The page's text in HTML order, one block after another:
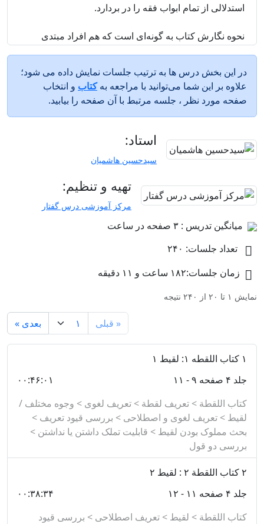
استدلالى از تمام ابواب فقه را در بردارد.
نحوه نگارش كتاب به گونه‌اى است كه هم افراد مبتدى
مى‌توانند مباحث فقهى آن را به آسانى بياموزند و هم علماء
و فضلاء از آن استفاده نمايند.
عبارات لطيف و ذوقى و سليقه‌ی بى‌نظير در نگارش متن
آن، اين كتاب را از بهترين شروح مزجى فقهى قرار داده، به
گونه‌اى كه تميّز بين متن و شرح مشكل است.
از زمان نگارش اين كتاب، فقها و بزرگان به آن توجه داشته
و در كتاب‌هایش به آن استناد نموده‌اند و در حدود یکصد شرح
و حاشیه بر آن نگاشته شده است.
اين كتاب در كنار «روض الجنان في شرح إرشاد الأذهان» و
«مسالك الأفهام» از آثار جاويدان شهيد ثانى است كه صدها
سال است در حوزه‌هاى علمیه شيعه محور تعليم و تعلم
قرار گرفته است و هنوز هم از مهم‌ترين كتاب‌هاى درسى
حوزه‌هاى علميه مى‌باشد که در پایه‌های چهارم، پنجم و
ششم حوزه خوانده می‌شود و از آنجا که از بین کتابهای که
در حال حاضر درحوزه تدریس می‌شود، تنها کتابی است که
مشتمل بر تمام ابواب فقهی است و برخی از ابواب فقهی
تنها در این کتاب درس گرفته می‌شود اهمیت دو چندانی پیدا
می‌کند.
وضعیت نشر
چاپی که مورد استفاده قرار گرفته است تحقیق مجمع الفکر
الاسلامی است که در ۵ جلد تهیه شده است که چهار جلد آن
به متن کتاب اختصاص دارد و جلد پنجم فهرست‌های متنوع
کتاب است.
در این بخش درس ها به ترتیب جلسات نمایش داده می شود؛
علاوه بر این شما می‌توانید با مراجعه بهکتاب و انتخاب
صفحه مورد نظر ، جلسه مرتبط با آن صفحه را بیابید.
استاد:
سیدحسین هاشمیان
تهیه و تنظیم:
مرکز آموزشی درس گفتار
میانگین تدریس : ۳ صفحه در ساعت
تعداد جلسات: ۲۴۰
زمان جلسات:۱۸۲ ساعت و ۱۱ دقیقه
نمایش ۱ تا ۲۰ از ۲۴۰ نتیجه
« قبلی بعدی »
۱ کتاب اللقطه ۱: لقیط ۱
جلد ۴ صفحه ۹ - ۱۱
۰۰:۴۶:۰۱
کتاب اللقطة > تعریف لقطة > تعریف لغوی > وجوه مختلف /
لقیط > تعریف لغوی و اصطلاحی > بررسی قیود تعریف >
بحث مملوک بودن لقیط > قابلیت تملک داشتن یا نداشتن >
بررسی دو قول
۲کتاب اللقطة ۲ : لقیط ۲
جلد ۴ صفحه ۱۱ - ۱۲
۰۰:۳۸:۳۴
کتاب اللقطة > لقیط > تعریف اصطلاحی > بررسی قیود